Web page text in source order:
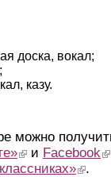
доска, вокал;
казу.
можно
(link is external)
и Facebook
(link is
.